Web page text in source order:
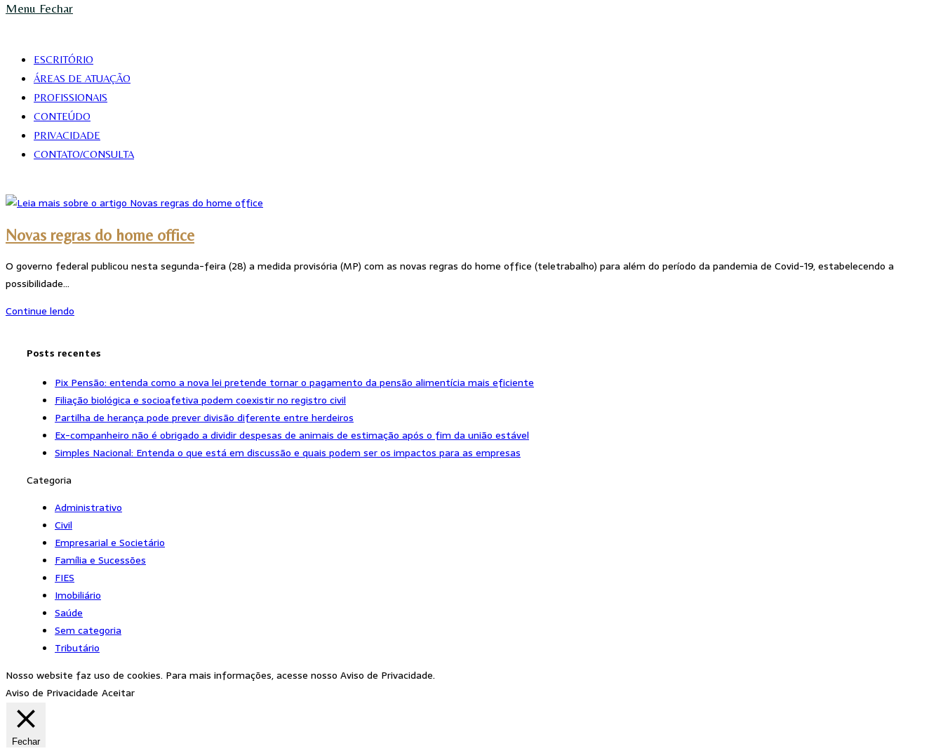
Menu Fechar
ESCRITÓRIO
ÁREAS DE ATUAÇÃO
PROFISSIONAIS
CONTEÚDO
PRIVACIDADE
CONTATO/CONSULTA
Novas regras do home office
O governo federal publicou nesta segunda-feira (28) a medida provisória (MP) com as novas regras do home office (teletrabalho) para além do período da pandemia de Covid-19, estabelecendo a
possibilidade…
Continue lendo
office
Posts recentes
Pix Pensão: entenda como a nova lei pretende tornar o pagamento da pensão alimentícia mais eficiente
Filiação biológica e socioafetiva podem coexistir no registro civil
Partilha de herança pode prever divisão diferente entre herdeiros
Ex-companheiro não é obrigado a dividir despesas de animais de estimação após o fim da união estável
Simples Nacional: Entenda o que está em discussão e quais podem ser os impactos para as empresas
Categoria
Administrativo
Civil
Empresarial e Societário
Família e Sucessões
FIES
Imobiliário
Saúde
Sem categoria
Tributário
Nosso website faz uso de cookies. Para mais informações, acesse nosso Aviso de Privacidade.
Aviso de Privacidade Aceitar
Fechar